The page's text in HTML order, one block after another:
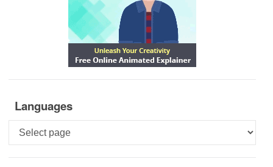
Languages
Languages